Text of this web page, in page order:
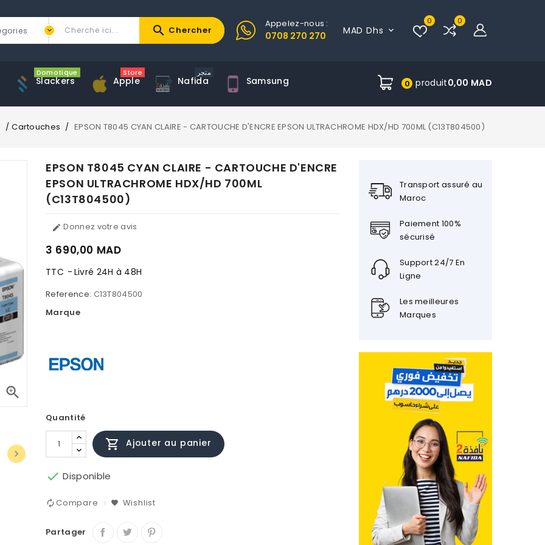
0
0
MAD Dhs 
Appelez-nous :
0708 270 270
search Chercher
Slackers
Domotique
Apple
Store
Nafida
متجر
Samsung 0 produit0,00 MAD
Cartouches EPSON T8045 CYAN CLAIRE - CARTOUCHE D'ENCRE EPSON ULTRACHROME HDX/HD 700ML (C13T804500)


EPSON T8045 CYAN CLAIRE - CARTOUCHE D'ENCRE
EPSON ULTRACHROME HDX/HD 700ML
(C13T804500)
 Donnez votre avis
3 690,00 MAD
TTC Livré 24H à 48H
Reference: C13T804500
Marque
Quantité
 Ajouter au panier
 Disponible
Compare Wishlist
Partager
Transport assuré au
Maroc
Paiement 100%
sécurisé
Support 24/7 En
Ligne
Les meilleures
Marques